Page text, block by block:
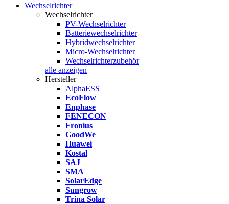
Wechselrichter
Wechselrichter
PV-Wechselrichter
Batteriewechselrichter
Hybridwechselrichter
Micro-Wechselrichter
Wechselrichterzubehör
alle anzeigen
Hersteller
AlphaESS
EcoFlow
Enphase
FENECON
Fronius
GoodWe
Huawei
Kostal
SAJ
SMA
SolarEdge
Sungrow
Trina Solar